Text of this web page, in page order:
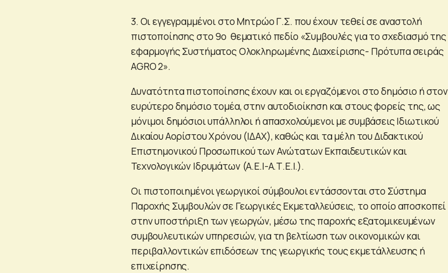
3. Οι εγγεγραμμένοι στο Μητρώο Γ.Σ. που έχουν τεθεί σε αναστολή
πιστοποίησης στο 9ο θεματικό πεδίο «Συμβουλές για το σχεδιασμό της
εφαρμογής Συστήματος Ολοκληρωμένης Διαχείρισης- Πρότυπα σειράς
AGRO 2».
Δυνατότητα πιστοποίησης έχουν και οι εργαζόμενοι στο δημόσιο ή στον
ευρύτερο δημόσιο τομέα, στην αυτοδιοίκηση και στους φορείς της, ως
μόνιμοι δημόσιοι υπάλληλοι ή απασχολούμενοι με συμβάσεις Ιδιωτικού
Δικαίου Αορίστου Χρόνου (ΙΔΑΧ), καθώς και τα μέλη του Διδακτικού
Επιστημονικού Προσωπικού των Ανώτατων Εκπαιδευτικών και
Τεχνολογικών Ιδρυμάτων (Α.Ε.Ι-Α.Τ.Ε.Ι.).
Οι πιστοποιημένοι γεωργικοί σύμβουλοι εντάσσονται στο Σύστημα
Παροχής Συμβουλών σε Γεωργικές Εκμεταλλεύσεις, το οποίο αποσκοπεί
στην υποστήριξη των γεωργών, μέσω της παροχής εξατομικευμένων
συμβουλευτικών υπηρεσιών, για τη βελτίωση των οικονομικών και
περιβαλλοντικών επιδόσεων της γεωργικής τους εκμετάλλευσης ή
επιχείρησης.